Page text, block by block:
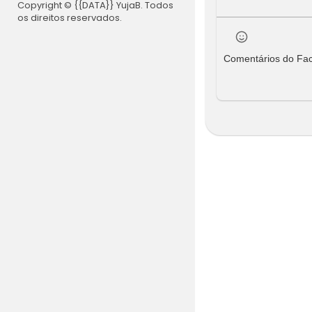
Copyright © {{DATA}} YujaB. Todos
os direitos reservados.
Comentários do